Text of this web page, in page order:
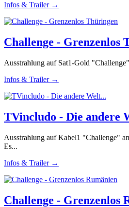
Infos & Trailer →
Challenge - Grenzenlos
Ausstrahlung auf Sat1-Gold
Infos & Trailer →
TVincludo - Die andere
Ausstrahlung auf Kabel1 "Challenge"
Es...
Infos & Trailer →
Challenge - Grenzenlos